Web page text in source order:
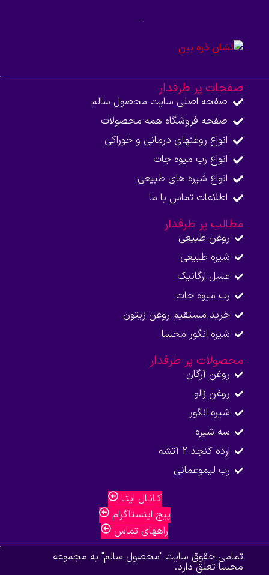
صفحات پر طرفدار
صفحه اصلی سایت محصول سالم
صفحه فروشگاه همه محصولات​
انواع روغنهای درمانی و خوراکی
انواع رب میوه جات
انواع شیره های طبیعی
اطلاعات تماس با ما​
مطالب پر طرفدار
روغن طبیعی
شیره طبیعی
عسل ارگانیک
رب میوه جات
خرید مستقیم روغن زیتون
شیره انگور محسا
محصولات پر طرفدار
روغن آرگان
روغن زالو
شیره انگور
سه شیره
ارده کنجد 2 آتشه
رب لیموعمانی
کـانـال ایتـا
پیج اینستاگرام
راههای تماس
تمامی حقوق سایت "محصول سالم" به مجموعه
محسا تعلق دارد.